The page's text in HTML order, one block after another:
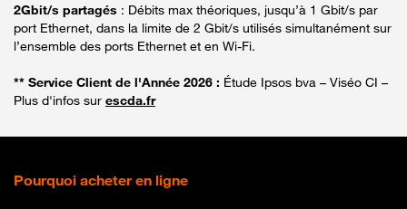
2Gbit/s partagés : Débits max théoriques, jusqu’à 1 Gbit/s par
port Ethernet, dans la limite de 2 Gbit/s utilisés simultanément sur
l’ensemble des ports Ethernet et en Wi-Fi.
** Service Client de l'Année 2026 : Étude Ipsos bva – Viséo CI –
Plus d'infos sur escda.fr
Pourquoi acheter en ligne